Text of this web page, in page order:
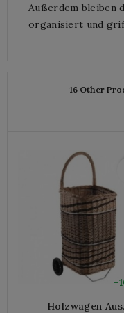
Außerdem bleiben
organisiert und
16 Other
-
Holzwagen Aus